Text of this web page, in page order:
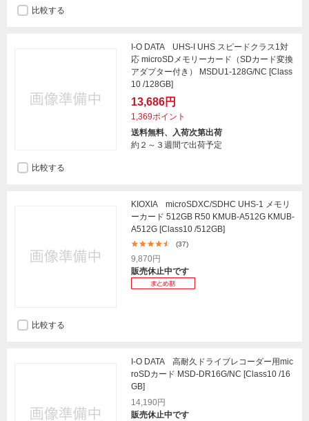
比較する
I-O DATA UHS-I UHS スピードクラス1対
応 microSDメモリーカード（SDカード変換
アダプター付き） MSDU1-128G/NC [Class
10 /128GB]
13,686円
1,369ポイント
送料無料、入荷次第出荷
約２～３週間で出荷予定
比較する
KIOXIA microSDXC/SDHC UHS-1 メモリ
ーカード 512GB R50 KMUB-A512G KMUB-
A512G [Class10 /512GB]
(37)
9,870円
販売休止中です
比較する
I-O DATA 高耐久ドライブレコーダー用mic
roSDカード MSD-DR16G/NC [Class10 /16
GB]
14,190円
販売休止中です